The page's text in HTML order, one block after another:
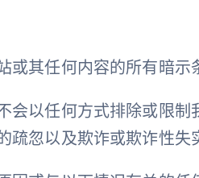
或其任何内容的所有暗示
会以任何方式排除或限
疏忽以及欺诈或欺诈性失